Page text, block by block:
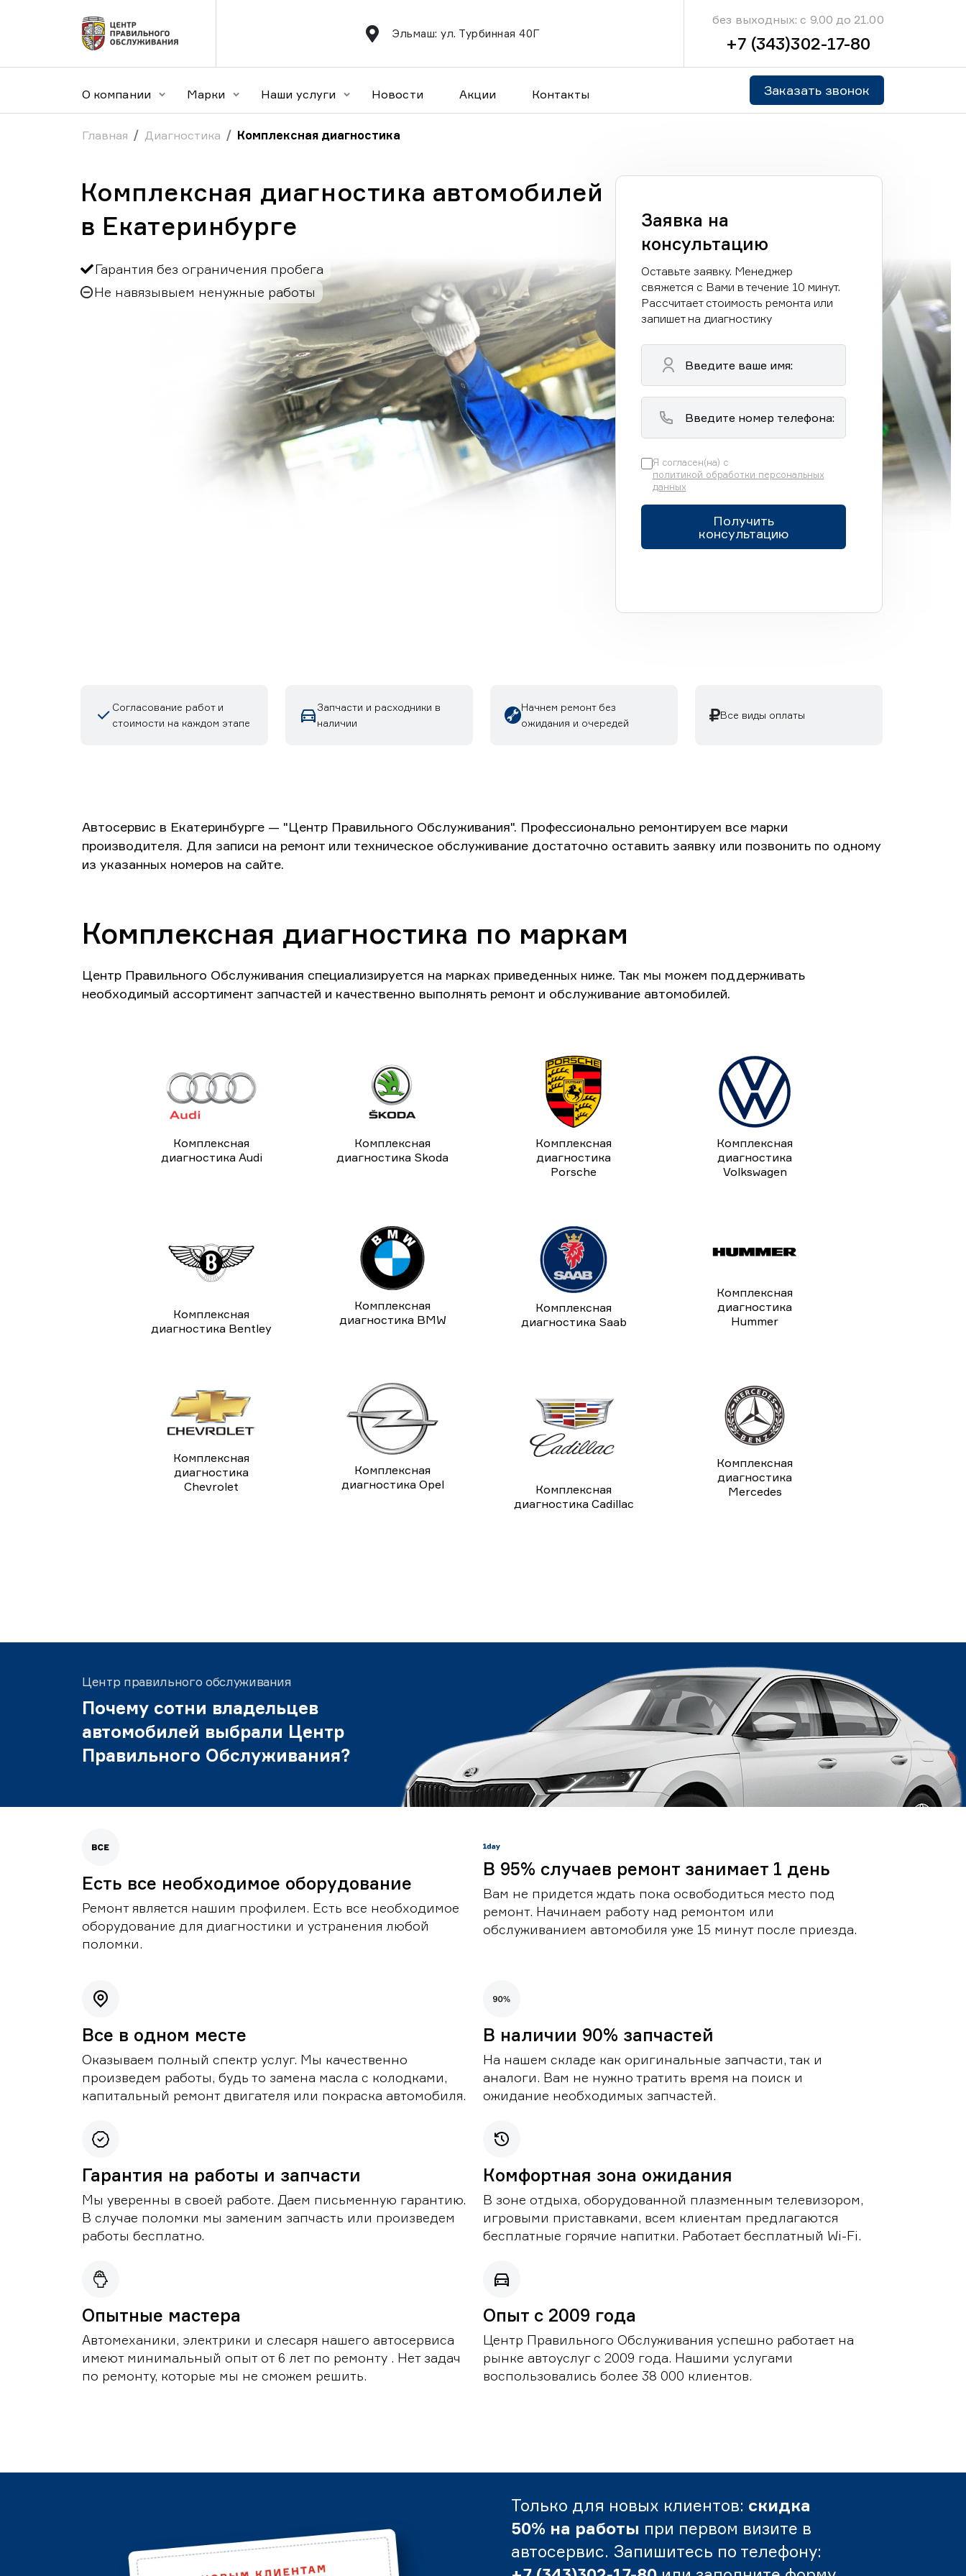
Эльмаш: ул. Турбинная 40Г
без выходных: с 9.00 до 21.00
+7 (343)302-17-80
О компании Марки Наши услуги Новости Акции Контакты Заказать звонок
Главная Диагностика Комплексная диагностика
Комплексная диагностика автомобилей
в Екатеринбурге
Гарантия без ограничения пробега
Не навязывыем ненужные работы
Заявка на
консультацию
Оставьте заявку. Менеджер
свяжется с Вами в течение 10 минут.
Рассчитает стоимость ремонта или
запишет на диагностику
Я согласен(на) с
политикой обработки персональных
данных
Получить
консультацию
Согласование работ и
стоимости на каждом этапе
Запчасти и расходники в
наличии
Начнем ремонт без
ожидания и очередей
Все виды оплаты
Автосервис в Екатеринбурге — "Центр Правильного Обслуживания". Профессионально ремонтируем все марки
производителя. Для записи на ремонт или техническое обслуживание достаточно оставить заявку или позвонить по одному
из указанных номеров на сайте.
Комплексная диагностика по маркам
Центр Правильного Обслуживания специализируется на марках приведенных ниже. Так мы можем поддерживать
необходимый ассортимент запчастей и качественно выполнять ремонт и обслуживание автомобилей.
Комплексная
диагностика Audi
Комплексная
диагностика Skoda
Комплексная
диагностика
Porsche
Комплексная
диагностика
Volkswagen
Комплексная
диагностика Bentley
Комплексная
диагностика BMW
Комплексная
диагностика Saab
Комплексная
диагностика
Hummer
Комплексная
диагностика
Chevrolet
Комплексная
диагностика Opel
Комплексная
диагностика Cadillac
Комплексная
диагностика
Mercedes
Центр правильного обслуживания
Почему сотни владельцев
автомобилей выбрали Центр
Правильного Обслуживания?
Есть все необходимое оборудование
Ремонт является нашим профилем. Есть все необходимое
оборудование для диагностики и устранения любой
поломки.
В 95% случаев ремонт занимает 1 день
Вам не придется ждать пока освободиться место под
ремонт. Начинаем работу над ремонтом или
обслуживанием автомобиля уже 15 минут после приезда.
Все в одном месте
Оказываем полный спектр услуг. Мы качественно
произведем работы, будь то замена масла с колодками,
капитальный ремонт двигателя или покраска автомобиля.
В наличии 90% запчастей
На нашем складе как оригинальные запчасти, так и
аналоги. Вам не нужно тратить время на поиск и
ожидание необходимых запчастей.
Гарантия на работы и запчасти
Мы уверенны в своей работе. Даем письменную гарантию.
В случае поломки мы заменим запчасть или произведем
работы бесплатно.
Комфортная зона ожидания
В зоне отдыха, оборудованной плазменным телевизором,
игровыми приставками, всем клиентам предлагаются
бесплатные горячие напитки. Работает бесплатный Wi-Fi.
Опытные мастера
Автомеханики, электрики и слесаря нашего автосервиса
имеют минимальный опыт от 6 лет по ремонту . Нет задач
по ремонту, которые мы не сможем решить.
Опыт с 2009 года
Центр Правильного Обслуживания успешно работает на
рынке автоуслуг с 2009 года. Нашими услугами
воспользовались более 38 000 клиентов.
Только для новых клиентов: скидка
50% на работы при первом визите в
автосервис. Запишитесь по телефону: